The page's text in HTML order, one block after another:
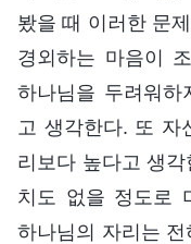
봤을 때 이러한 문
경외하는 마음이
하나님을 두려워
고 생각한다. 또 자
리보다 높다고 생
치도 없을 정도로
하나님의 자리는